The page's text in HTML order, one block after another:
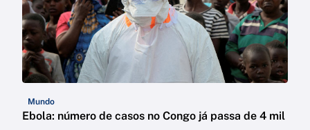
Mundo
Ebola: número de casos no Congo já passa de 4 mil